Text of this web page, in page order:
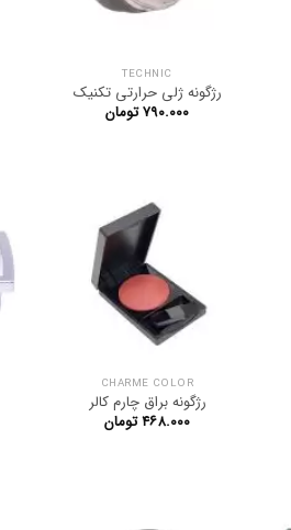
TECHNIC
رژگونه ژلی حرارتی تکنیک
۷۹۰.۰۰۰تومان
CHARME COLOR
رژگونه براق چارم کالر
۴۶۸.۰۰۰تومان